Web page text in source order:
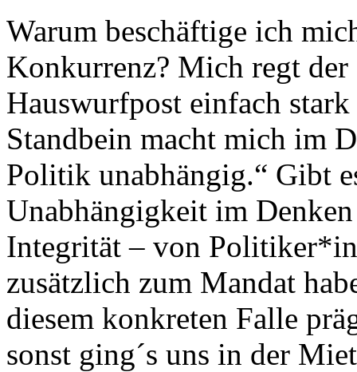
Warum beschäftige ich
Konkurrenz? Mich regt der
Hauswurfpost einfach
Standbein macht mich im
Politik unabhängig.“ Gibt
Unabhängigkeit im
Integrität – von
zusätzlich zum Mandat
diesem konkreten Falle
sonst ging´s uns in der